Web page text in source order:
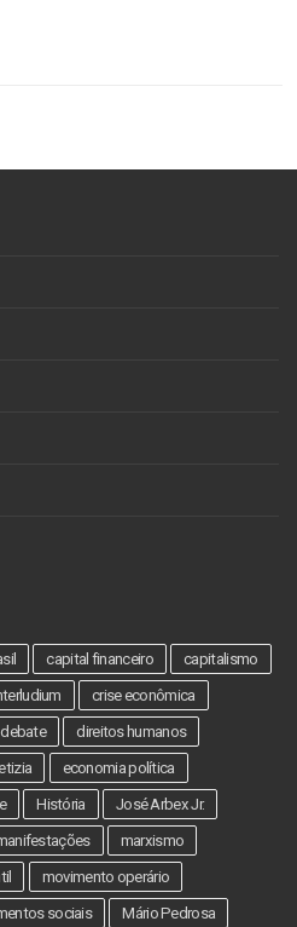
capital financeiro
capitalismo
crise econômica
debate
direitos humanos
economia política
História
José Arbex Jr.
marxismo
movimento operário
sociais Mário Pedrosa